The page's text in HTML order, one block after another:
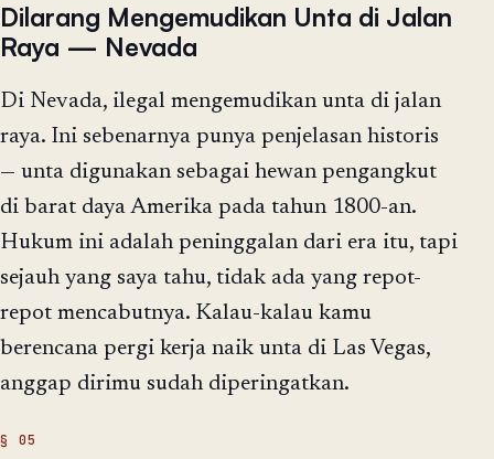
Dilarang Mengemudikan Unta di Jalan
Raya — Nevada
Di Nevada, ilegal mengemudikan unta di jalan
raya. Ini sebenarnya punya penjelasan historis
— unta digunakan sebagai hewan pengangkut
di barat daya Amerika pada tahun 1800-an.
Hukum ini adalah peninggalan dari era itu, tapi
sejauh yang saya tahu, tidak ada yang repot-
repot mencabutnya. Kalau-kalau kamu
berencana pergi kerja naik unta di Las Vegas,
anggap dirimu sudah diperingatkan.